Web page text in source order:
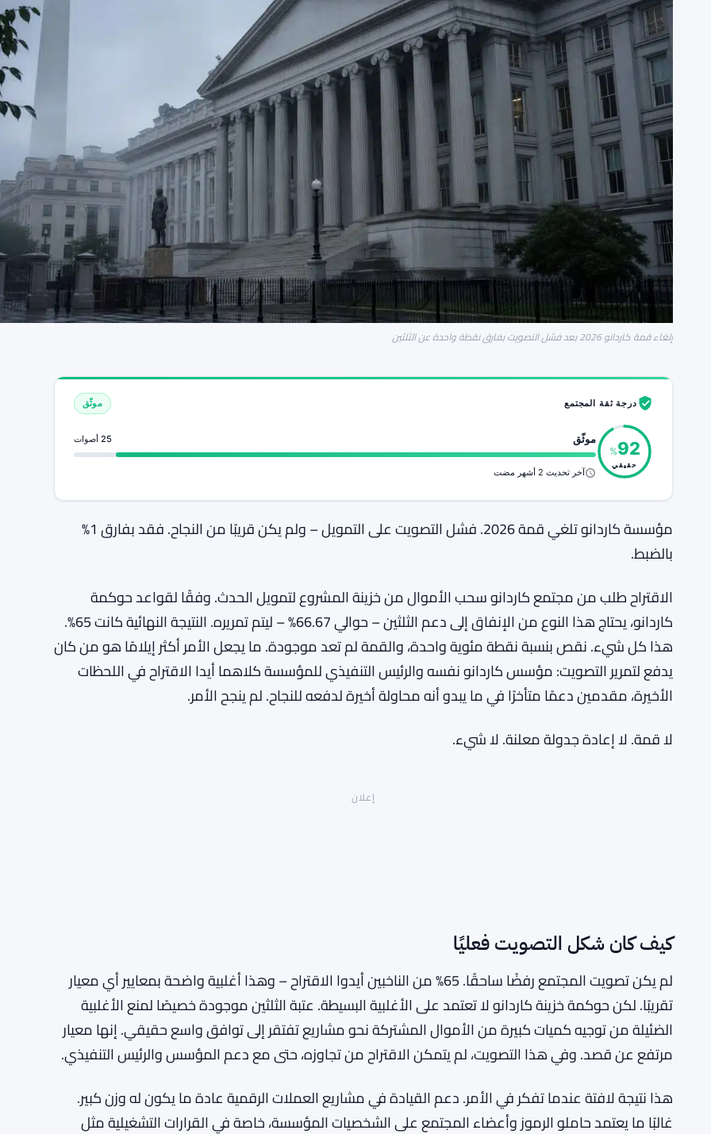
إلغاء قمة كاردانو 2026 بعد فشل التصويت بفارق نقطة واحدة عن الثلثين
درجة ثقة المجتمع موثّق
92
%
حقيقي
موثّق 25 أصوات
آخر تحديث 2 أشهر مضت
مؤسسة كاردانو تلغي قمة 2026. فشل التصويت على التمويل – ولم يكن قريبًا من النجاح. فقد بفارق 1%
بالضبط.
الاقتراح طلب من مجتمع كاردانو سحب الأموال من خزينة المشروع لتمويل الحدث. وفقًا لقواعد حوكمة
كاردانو، يحتاج هذا النوع من الإنفاق إلى دعم الثلثين – حوالي 66.67% – ليتم تمريره. النتيجة النهائية كانت 65%.
هذا كل شيء. نقص بنسبة نقطة مئوية واحدة، والقمة لم تعد موجودة. ما يجعل الأمر أكثر إيلامًا هو من كان
يدفع لتمرير التصويت: مؤسس كاردانو نفسه والرئيس التنفيذي للمؤسسة كلاهما أيدا الاقتراح في اللحظات
الأخيرة، مقدمين دعمًا متأخرًا في ما يبدو أنه محاولة أخيرة لدفعه للنجاح. لم ينجح الأمر.
لا قمة. لا إعادة جدولة معلنة. لا شيء.
إعلان
كيف كان شكل التصويت فعليًا